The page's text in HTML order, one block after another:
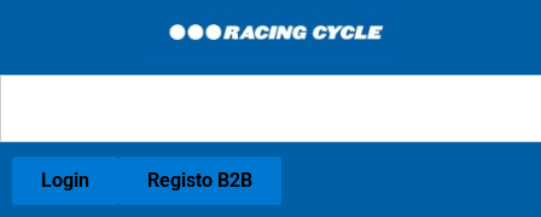
Login Registo B2B